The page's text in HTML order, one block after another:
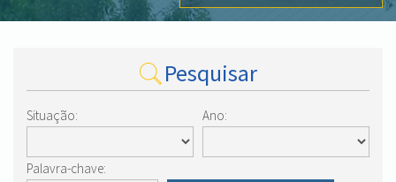
Pesquisar
Situação: Ano:
Palavra-chave: